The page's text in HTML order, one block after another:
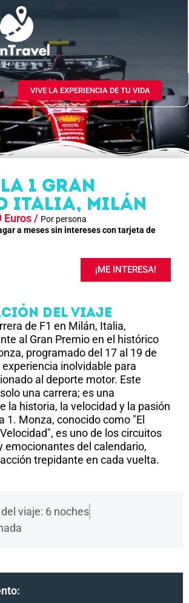
VIVE LA EXPERIENCIA DE TU VIDA
1 Gran
Italia, Milán
Euros / Por persona
a meses sin intereses con tarjeta de
¡ME INTERESA!
Del Viaje
de F1 en Milán, Italia,
al Gran Premio en el histórico
programado del 17 al 19 de
inolvidable para
al deporte motor. Este
una carrera; es una
la historia, la velocidad y la pasión
1. Monza, conocido como "El
es uno de los circuitos
emocionantes del calendario,
trepidante en cada vuelta.
viaje: 6 noches